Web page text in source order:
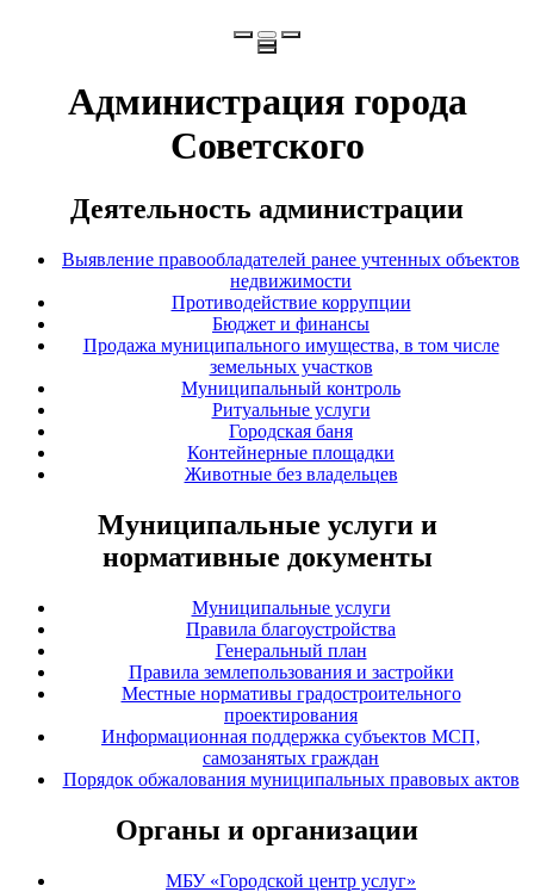
Администрация города
Советского
Деятельность администрации
Выявление правообладателей ранее учтенных объектов
недвижимости
Противодействие коррупции
Бюджет и финансы
Продажа муниципального имущества, в том числе
земельных участков
Муниципальный контроль
Ритуальные услуги
Городская баня
Контейнерные площадки
Животные без владельцев
Муниципальные услуги и
нормативные документы
Муниципальные услуги
Правила благоустройства
Генеральный план
Правила землепользования и застройки
Местные нормативы градостроительного
проектирования
Информационная поддержка субъектов МСП,
самозанятых граждан
Порядок обжалования муниципальных правовых актов
Органы и организации
МБУ «Городской центр услуг»